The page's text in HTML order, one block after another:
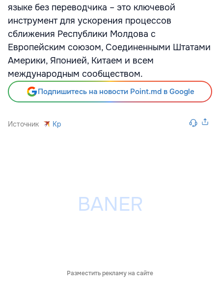
языке без переводчика – это ключевой
инструмент для ускорения процессов
сближения Республики Молдова с
Европейским союзом, Соединенными Штатами
Америки, Японией, Китаем и всем
международным сообществом.
Подпишитесь на новости Point.md в Google
Источник Kp
Разместить рекламу на сайте